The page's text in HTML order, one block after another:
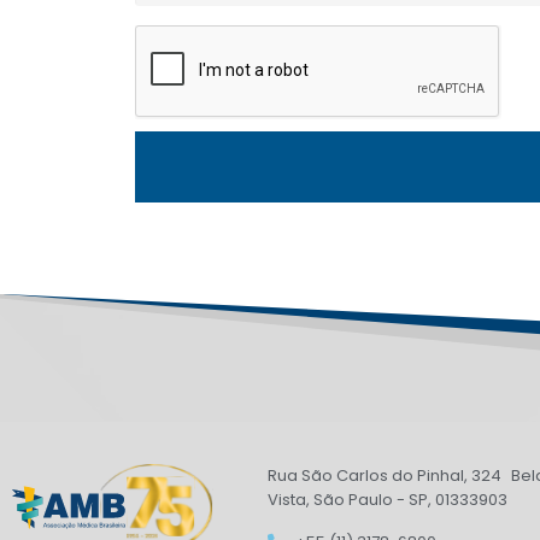
Rua São Carlos do Pinhal, 324
Vista, São Paulo - SP, 01333903